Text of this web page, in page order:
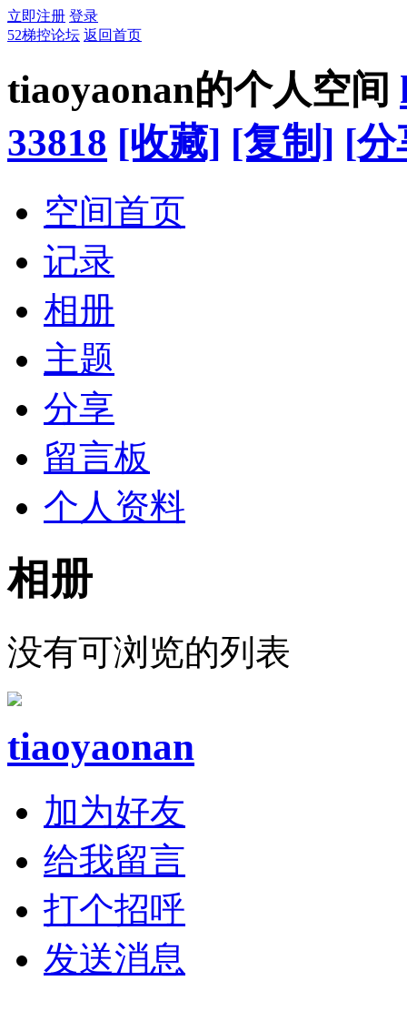
立即注册 登录
52梯控论坛 返回首页
tiaoyaonan的个人空间
33818 [收藏] [复制] [分
空间首页
记录
相册
主题
分享
留言板
个人资料
相册
没有可浏览的列表
tiaoyaonan
加为好友
给我留言
打个招呼
发送消息